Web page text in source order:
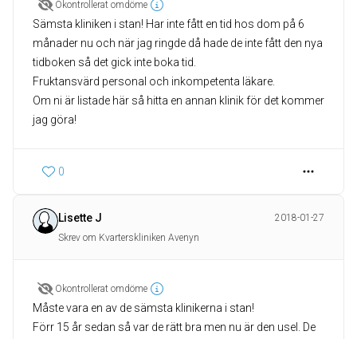
Okontrollerat omdöme
Sämsta kliniken i stan! Har inte fått en tid hos dom på 6
månader nu och när jag ringde då hade de inte fått den nya
tidboken så det gick inte boka tid.
Fruktansvärd personal och inkompetenta läkare.
Om ni är listade här så hitta en annan klinik för det kommer
jag göra!
0
Lisette J
2018-01-27
Skrev om Kvarterskliniken Avenyn
Okontrollerat omdöme
Måste vara en av de sämsta klinikerna i stan!
Förr 15 år sedan så var de rätt bra men nu är den usel. De